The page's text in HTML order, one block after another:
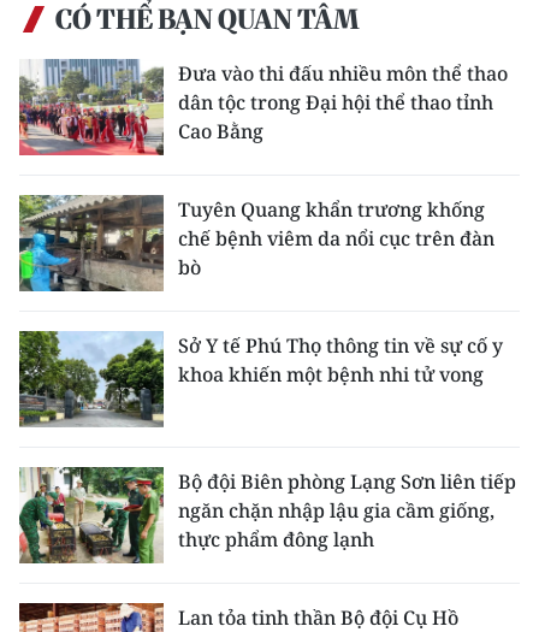
CÓ THỂ BẠN QUAN TÂM
Đưa vào thi đấu nhiều môn thể thao
dân tộc trong Đại hội thể thao tỉnh
Cao Bằng
Tuyên Quang khẩn trương khống
chế bệnh viêm da nổi cục trên đàn
bò
Sở Y tế Phú Thọ thông tin về sự cố y
khoa khiến một bệnh nhi tử vong
Bộ đội Biên phòng Lạng Sơn liên tiếp
ngăn chặn nhập lậu gia cầm giống,
thực phẩm đông lạnh
Lan tỏa tinh thần Bộ đội Cụ Hồ